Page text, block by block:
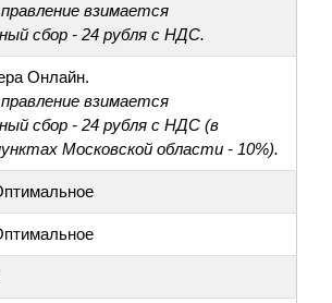
взимается
сбор - 24 рубля с НДС.
Онлайн.
взимается
сбор - 24 рубля с НДС (в
Московской области - 10%).